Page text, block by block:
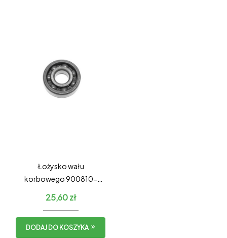
Łożysko wału
korbowego 900810-
25,60zł
DODAJ DO KOSZYKA